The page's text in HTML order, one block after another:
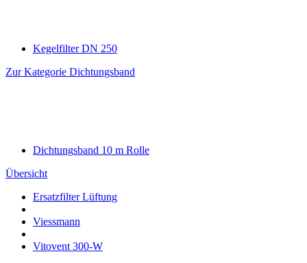
Kegelfilter DN 250
Zur Kategorie Dichtungsband
Dichtungsband 10 m Rolle
Übersicht
Ersatzfilter Lüftung
Viessmann
Vitovent 300-W